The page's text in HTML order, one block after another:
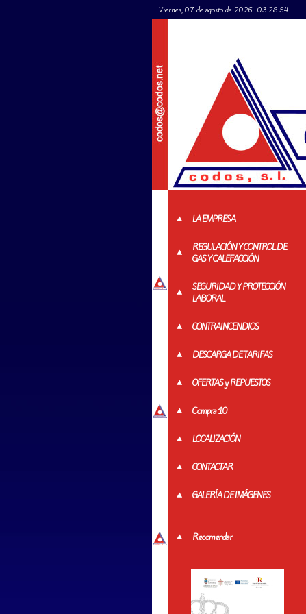
Viernes, 07 de agosto de 2026 03:28:54
LA EMPRESA
REGULACIÓN Y CONTROL DE
GAS Y CALEFACCIÓN
SEGURIDAD Y PROTECCIÓN
LABORAL
CONTRAINCENDIOS
DESCARGA DE TARIFAS
OFERTAS y REPUESTOS
Compra 10
LOCALIZACIÓN
CONTACTAR
GALERÍA DE IMÁGENES
Recomendar